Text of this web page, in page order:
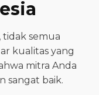
tidak semua
kualitas yang
mitra Anda
sangat baik.